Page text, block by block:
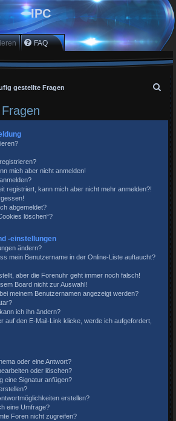
IPC
FAQ
gestellte Fragen
mich aber nicht anmelden!
registriert, kann mich aber nicht mehr anmelden?!
abgemeldet?
löschen“?
-einstellungen
ändern?
mein Benutzername in der Online-Liste auftaucht?
aber die Forenuhr geht immer noch falsch!
Board nicht zur Auswahl!
meinem Benutzernamen angezeigt werden?
ich ihn ändern?
auf den E-Mail-Link klicke, werde ich aufgefordert,
oder eine Antwort?
oder löschen?
eine Signatur anfügen?
erstellen?
eine Umfrage?
Foren nicht zugreifen?